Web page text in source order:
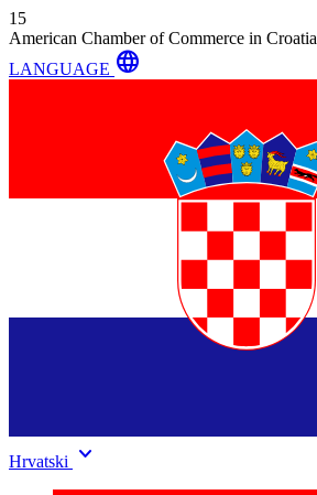
15
American Chamber of Commerce in Croatia
LANGUAGE language
Hrvatski keyboard_arrow_down